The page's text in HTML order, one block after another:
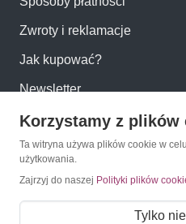
Zwroty i reklamacje
Jak kupować?
Newsletter
Konto
Moje konto
Korzystamy z plików
Ta witryna używa plików cookie w
użytkowania.
Zajrzyj do naszej Polityki plików
Tylko